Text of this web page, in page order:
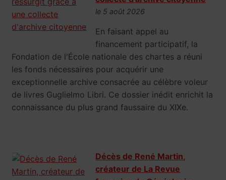
le 5 août 2026
En faisant appel au
financement participatif, la
Fondation de l'École nationale des chartes a réuni
les fonds nécessaires pour acquérir une
exceptionnelle archive consacrée au célèbre voleur
de livres Guglielmo Libri. Ce dossier inédit enrichit la
connaissance du plus grand faussaire du XIXe.
Décès de René Martin,
créateur de La Revue